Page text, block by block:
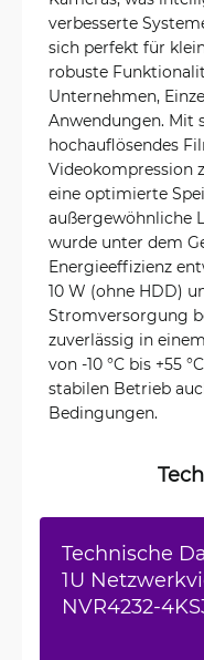
verbesserte
sich perfekt für
robuste
Unternehmen,
Anwendungen. Mit
hochauflösendes
Videokompression
eine optimierte
außergewöhnliche
wurde unter dem
Energieeffizienz
10 W (ohne HDD)
Stromversorgung
zuverlässig in
von -10 °C bis +55
stabilen Betrieb
Bedingungen.
Technische
1U
NVR4232-